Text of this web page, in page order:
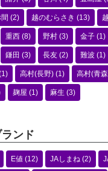
(2) 越のむらさき (13)
重西 (8) 野村 (3) 金子 (1)
鎌田 (3) 長友 (2) 難波 (1)
高村(長野) (1) 高村(青
麹屋 (1) 麻生 (3)
ンド
E値 (12) JAしまね (2)